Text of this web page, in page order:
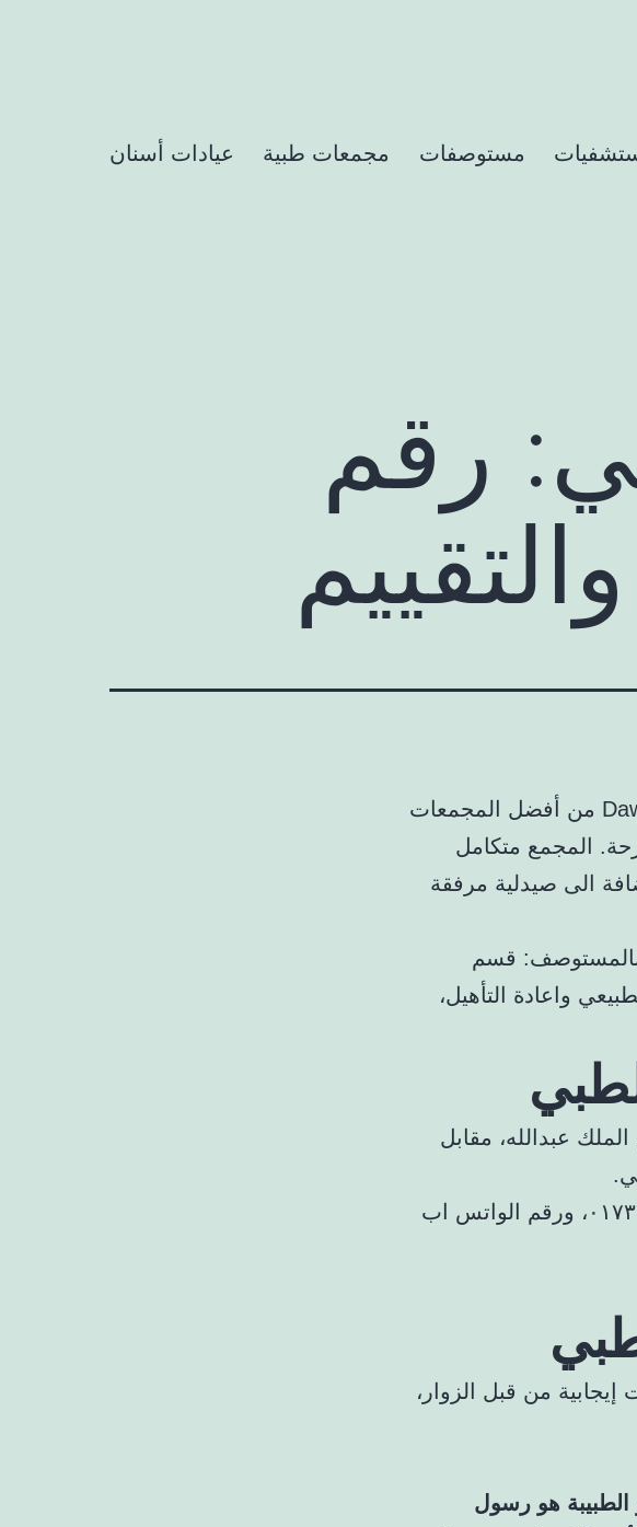
مستوصفات مجمعات طبية عيادات أسنان
رقم
يعد مجمع دوائي الطبي Dawaee Medical Complex من أفضل المجمعات
المجمع متكامل
الى صيدلية مرفقة
بالمستوصف: قسم
واعادة التأهيل،
عبدالله، مقابل
رقم هاتف مجمع دوائي الطبي هو ٠١٧٣٢٢٥٣٣٣، ورقم الواتس اب
من قبل الزوار،
هو رسول